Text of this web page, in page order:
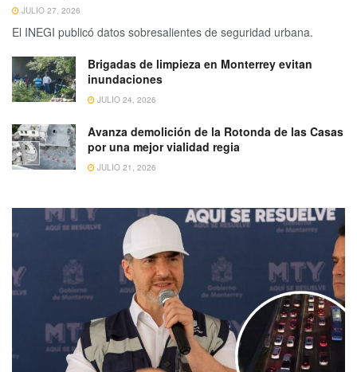
JULIO 27, 2026
El INEGI publicó datos sobresalientes de seguridad urbana.
Brigadas de limpieza en Monterrey evitan
inundaciones
JULIO 24, 2026
Avanza demolición de la Rotonda de las Casas
por una mejor vialidad regia
JULIO 21, 2026